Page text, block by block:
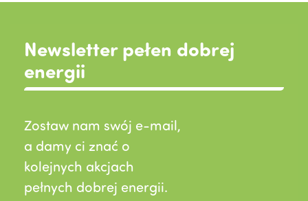
Newsletter pełen dobrej
energii
Zostaw nam swój e-mail,
a damy ci znać o
kolejnych akcjach
pełnych dobrej energii.